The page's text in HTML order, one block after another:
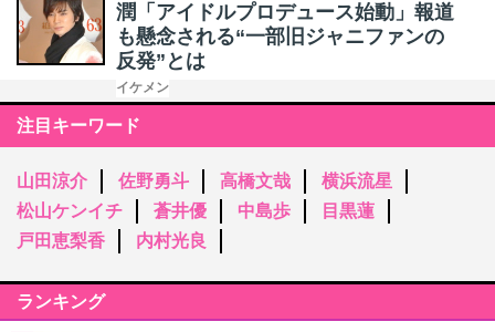
潤「アイドルプロデュース始動」報道
も懸念される“一部旧ジャニファンの
反発”とは
イケメン
注目キーワード
山田涼介 佐野勇斗 高橋文哉
横浜流星
松山ケンイチ
蒼井優 中島歩
目黒蓮
戸田恵梨香
内村光良
ランキング